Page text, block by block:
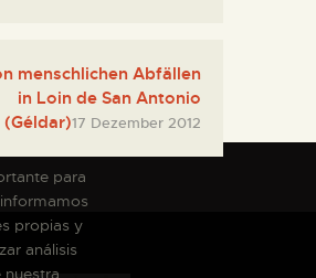
menschlichen Abfällen
in Loin de San Antonio
(Géldar)17 Dezember 2012
para
propias y
análisis